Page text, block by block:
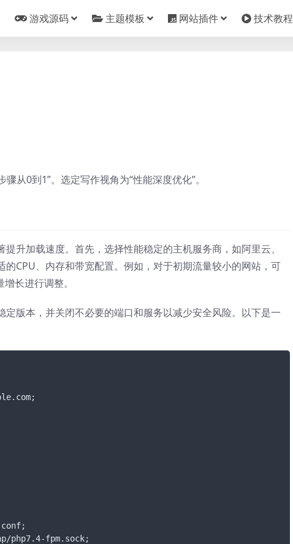
游戏源码 主题模板 网站插件 技术教程
骤从0到1”。选定写作视角为“性能深度优化”。
升加载速度。首先，选择性能稳定的主机服务商，如阿里云、
CPU、内存和带宽配置。例如，对于初期流量较小的网站，可
长进行调整。
版本，并关闭不必要的端口和服务以减少安全风险。以下是一
php7.4-fpm.sock;